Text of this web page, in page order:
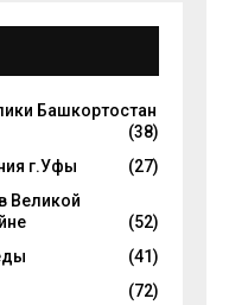
Башкортостан
(38)
г.Уфы
(27)
Великой
(52)
(41)
(72)